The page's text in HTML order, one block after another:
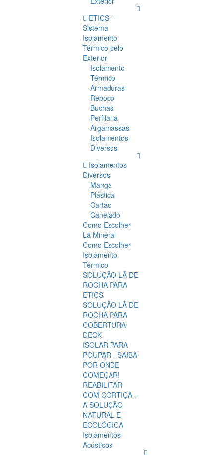
ETICS -
Sistema
Isolamento
Térmico pelo
Exterior
Isolamento
Térmico
Armaduras
Reboco
Buchas
Perfilaria
Argamassas
Isolamentos
Diversos
Isolamentos
Diversos
Manga
Plástica
Cartão
Canelado
Como Escolher
Lã Mineral
Como Escolher
Isolamento
Térmico
SOLUÇÃO LÃ DE
ROCHA PARA
ETICS
SOLUÇÃO LÃ DE
ROCHA PARA
COBERTURA
DECK
ISOLAR PARA
POUPAR - SAIBA
POR ONDE
COMEÇAR!
REABILITAR
COM CORTIÇA -
A SOLUÇÃO
NATURAL E
ECOLÓGICA
Isolamentos
Acústicos